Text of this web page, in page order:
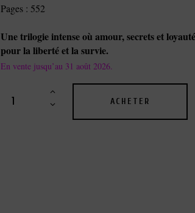
Pages : 552
Une trilogie intense où amour, secrets et
pour la liberté et la survie.
En vente jusqu’au 31 août 2026.
ACHETER